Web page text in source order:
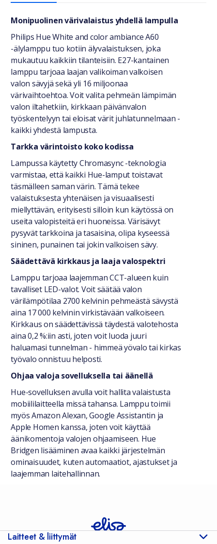
Yleiset tiedot
Monipuolinen värivalaistus yhdellä lampulla
Philips Hue White and color ambiance A60
-älylamppu tuo kotiin älyvalaistuksen, joka
mukautuu kaikkiin tilanteisiin. E27-kantainen
lamppu tarjoaa laajan valikoiman valkoisen
valon sävyjä sekä yli 16 miljoonaa
värivaihtoehtoa. Voit valita pehmeän lämpimän
valon iltahetkiin, kirkkaan päivänvalon
työskentelyyn tai eloisat värit juhlatunnelmaan -
kaikki yhdestä lampusta.
Tarkka värintoisto koko kodissa
Lampussa käytetty Chromasync -teknologia
varmistaa, että kaikki Hue-lamput toistavat
täsmälleen saman värin. Tämä tekee
valaistuksesta yhtenäisen ja visuaalisesti
miellyttävän, erityisesti silloin kun käytössä on
useita valopisteitä eri huoneissa. Värisävyt
pysyvät tarkkoina ja tasaisina, olipa kyseessä
sininen, punainen tai jokin valkoisen sävy.
Säädettävä kirkkaus ja laaja valospektri
Lamppu tarjoaa laajemman CCT-alueen kuin
tavalliset LED-valot. Voit säätää valon
värilämpötilaa 2700 kelvinin pehmeästä sävystä
aina 17 000 kelvinin virkistävään valkoiseen.
Kirkkaus on säädettävissä täydestä valotehosta
aina 0,2 %:iin asti, joten voit luoda juuri
haluamasi tunnelman - himmeä yövalo tai kirkas
työvalo onnistuu helposti.
Ohjaa valoja sovelluksella tai äänellä
Hue-sovelluksen avulla voit hallita valaistusta
mobiililaitteella missä tahansa. Lamppu toimii
myös Amazon Alexan, Google Assistantin ja
Apple Homen kanssa, joten voit käyttää
äänikomentoja valojen ohjaamiseen. Hue
Bridgen lisääminen avaa kaikki järjestelmän
ominaisuudet, kuten automaatiot, ajastukset ja
laajemman laitehallinnan.
Laitteet & liittymät